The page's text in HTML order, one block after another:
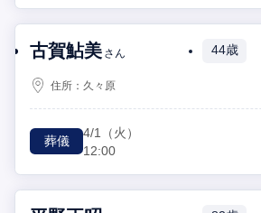
古賀鮎美 さん 44歳
住所： 久々原
葬儀
4/1
（火）
12:00